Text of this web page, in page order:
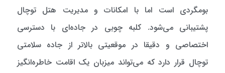
بومگردی است اما با امکانات و مدیریت هتل توچال
پشتیبانی می‌شود. کلبه چوبی در جاده‌ای با دسترسی
اختصاصی و دقیقا در موقعیتی بالاتر از جاده سلامتی
توچال قرار دارد که می‌تواند میزبان یک اقامت خاطره‌انگیز